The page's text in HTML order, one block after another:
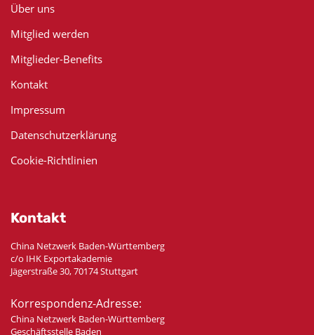
Über uns
Mitglied werden
Mitglieder-Benefits
Kontakt
Impressum
Datenschutzerklärung
Cookie-Richtlinien
Kontakt
China Netzwerk Baden-Württemberg
c/o IHK Exportakademie
Jägerstraße 30, 70174 Stuttgart
Korrespondenz-Adresse:
China Netzwerk Baden-Württemberg
Geschäftsstelle Baden